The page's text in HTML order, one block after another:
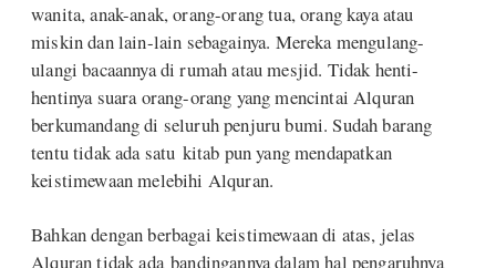
wanita, anak-anak, orang-orang tua, orang kaya atau
miskin dan lain-lain sebagainya. Mereka mengulang-
ulangi bacaannya di rumah atau mesjid. Tidak henti-
hentinya suara orang-orang yang mencintai Alquran
berkumandang di seluruh penjuru bumi. Sudah barang
tentu tidak ada satu kitab pun yang mendapatkan
keistimewaan melebihi Alquran.
Bahkan dengan berbagai keistimewaan di atas, jelas
Alquran tidak ada bandingannya dalam hal pengaruhnya